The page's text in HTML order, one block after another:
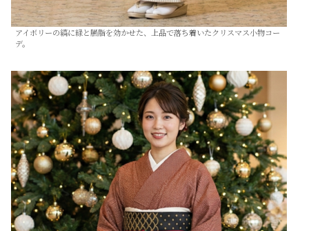
アイボリーの縞に緑と臙脂を効かせた、上品で落ち着いたクリスマス小物コー
デ。